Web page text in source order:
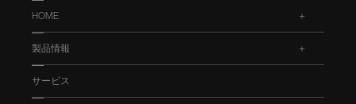
HOME
製品情報
サービス